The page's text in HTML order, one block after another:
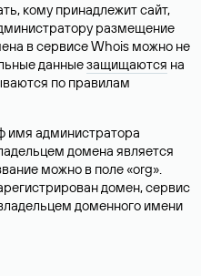
кому принадлежит сайт,
размещение
в сервисе Whois можно не
данныезащищаются на
по правилам
имя администратора
домена является
можно в поле «org».
домен, сервис
доменного имени